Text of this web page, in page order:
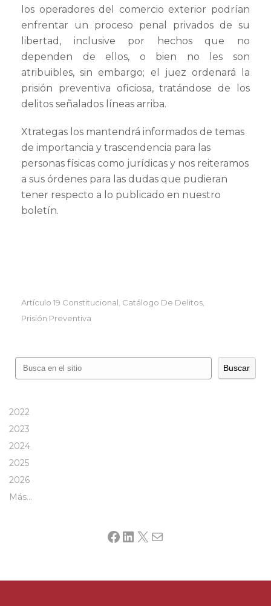
los operadores del comercio exterior podrían
enfrentar un proceso penal privados de su
libertad, inclusive por hechos que no
dependen de ellos, o bien no les son
atribuibles, sin embargo; el juez ordenará la
prisión preventiva oficiosa, tratándose de los
delitos señalados líneas arriba.
Xtrategas los mantendrá informados de temas
de importancia y trascendencia para las
personas físicas como jurídicas y nos reiteramos
a sus órdenes para las dudas que pudieran
tener respecto a lo publicado en nuestro
boletín.
Artículo 19 Constitucional Catálogo De Delitos
Prisión Preventiva
Buscar Buscar
2022
2023
2024
2025
2026
Más…
Facebook
LinkedIn
X Mail